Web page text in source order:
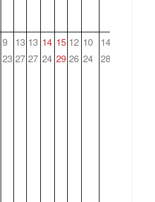
9
23
13
27
13
27
14
24
15
29
12
26
10
24
14
28